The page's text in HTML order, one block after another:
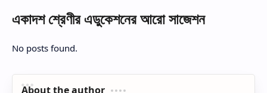
একাদশ শ্রেণীর এডুকেশনের আরো সাজেশন
No posts found.
About the author